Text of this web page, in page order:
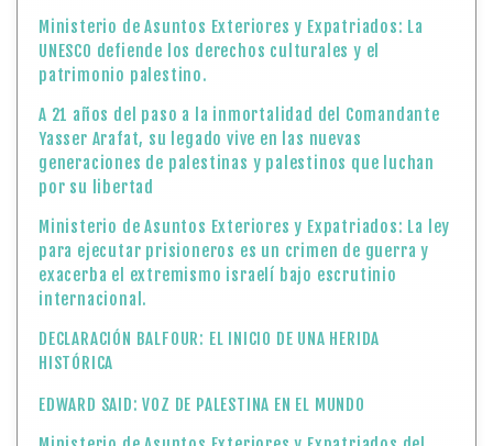
Ministerio de Asuntos Exteriores y Expatriados: La
UNESCO defiende los derechos culturales y el
patrimonio palestino.
A 21 años del paso a la inmortalidad del Comandante
Yasser Arafat, su legado vive en las nuevas
generaciones de palestinas y palestinos que luchan
por su libertad
Ministerio de Asuntos Exteriores y Expatriados: La ley
para ejecutar prisioneros es un crimen de guerra y
exacerba el extremismo israelí bajo escrutinio
internacional.
DECLARACIÓN BALFOUR: EL INICIO DE UNA HERIDA
HISTÓRICA
EDWARD SAID: VOZ DE PALESTINA EN EL MUNDO